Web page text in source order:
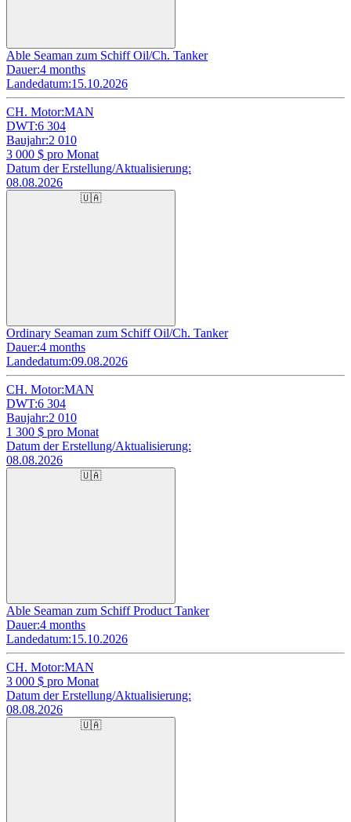
Able Seaman zum Schiff Oil/Ch. Tanker
Dauer:4 months
Landedatum:15.10.2026
CH. Motor:MAN
DWT:6 304
Baujahr:2 010
3 000 $ pro Monat
Datum der Erstellung/Aktualisierung:
08.08.2026
🇺🇦
Ordinary Seaman zum Schiff Oil/Ch. Tanker
Dauer:4 months
Landedatum:09.08.2026
CH. Motor:MAN
DWT:6 304
Baujahr:2 010
1 300 $ pro Monat
Datum der Erstellung/Aktualisierung:
08.08.2026
🇺🇦
Able Seaman zum Schiff Product Tanker
Dauer:4 months
Landedatum:15.10.2026
CH. Motor:MAN
3 000 $ pro Monat
Datum der Erstellung/Aktualisierung:
08.08.2026
🇺🇦